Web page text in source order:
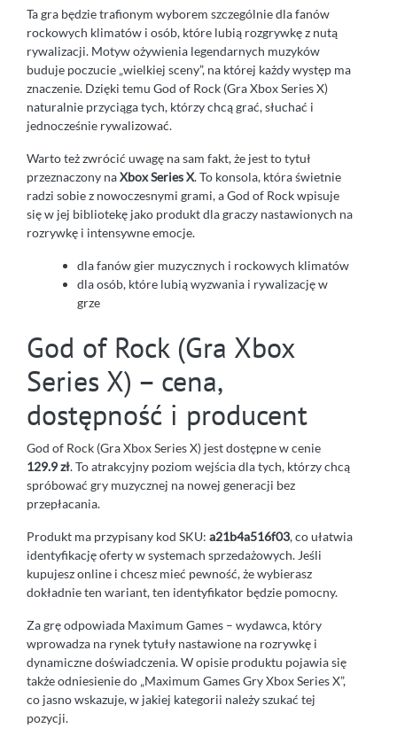
Ta gra będzie trafionym wyborem szczególnie dla fanów
rockowych klimatów i osób, które lubią rozgrywkę z nutą
rywalizacji. Motyw ożywienia legendarnych muzyków
buduje poczucie „wielkiej sceny”, na której każdy występ ma
znaczenie. Dzięki temu God of Rock (Gra Xbox Series X)
naturalnie przyciąga tych, którzy chcą grać, słuchać i
jednocześnie rywalizować.
Warto też zwrócić uwagę na sam fakt, że jest to tytuł
przeznaczony naXbox Series X. To konsola, która świetnie
radzi sobie z nowoczesnymi grami, a God of Rock wpisuje
się w jej bibliotekę jako produkt dla graczy nastawionych na
rozrywkę i intensywne emocje.
dla fanów gier muzycznych i rockowych klimatów
dla osób, które lubią wyzwania i rywalizację w
grze
God of Rock (Gra Xbox
Series X) – cena,
dostępność i producent
God of Rock (Gra Xbox Series X) jest dostępne w cenie
129.9 zł. To atrakcyjny poziom wejścia dla tych, którzy chcą
spróbować gry muzycznej na nowej generacji bez
przepłacania.
Produkt ma przypisany kod SKU: a21b4a516f03, co ułatwia
identyfikację oferty w systemach sprzedażowych. Jeśli
kupujesz online i chcesz mieć pewność, że wybierasz
dokładnie ten wariant, ten identyfikator będzie pomocny.
Za grę odpowiada Maximum Games – wydawca, który
wprowadza na rynek tytuły nastawione na rozrywkę i
dynamiczne doświadczenia. W opisie produktu pojawia się
także odniesienie do „Maximum Games Gry Xbox Series X”,
co jasno wskazuje, w jakiej kategorii należy szukać tej
pozycji.